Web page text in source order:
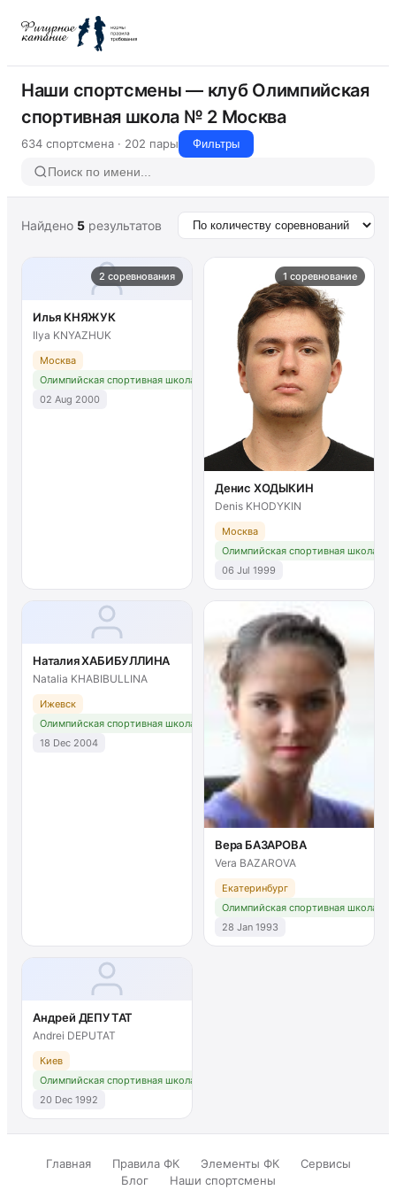
Наши спортсмены — клуб Олимпийская
спортивная школа № 2 Москва
634 спортсмена · 202 пары Фильтры
Найдено 5 результатов
2 соревнования
Илья КНЯЖУК
Ilya KNYAZHUK
Москва
Олимпийская спортивная школа № 2 Москва
02 Aug 2000
1 соревнование
Денис ХОДЫКИН
Denis KHODYKIN
Москва
Олимпийская спортивная школа №
06 Jul 1999
Наталия ХАБИБУЛЛИНА
Natalia KHABIBULLINA
Ижевск
Олимпийская спортивная школа № 2 Москва
18 Dec 2004
Вера БАЗАРОВА
Vera BAZAROVA
Екатеринбург
Олимпийская спортивная школа №
28 Jan 1993
Андрей ДЕПУТАТ
Andrei DEPUTAT
Киев
Олимпийская спортивная школа № 2 Москва
20 Dec 1992
Главная Правила ФК Элементы ФК
Сервисы
Блог
Наши спортсмены